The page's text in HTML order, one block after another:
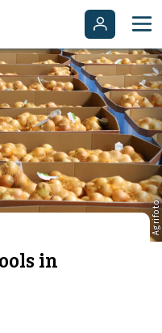
Agrifoto
in